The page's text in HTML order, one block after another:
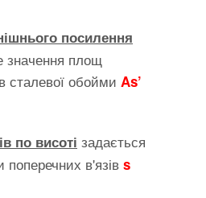
посилення
значення площ
сталевої обойми As’
по висоті задається
поперечних в'язів s